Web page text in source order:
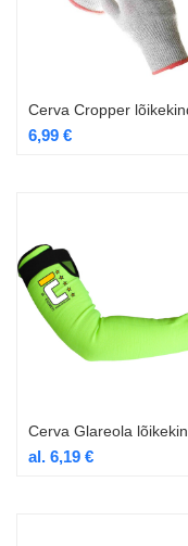
6,99 €
al. 6,19 €